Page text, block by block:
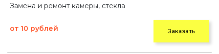
Замена и ремонт камеры, стекла
от 10 рублей Заказать